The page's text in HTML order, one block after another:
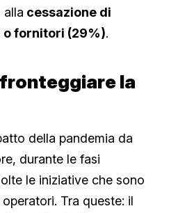
alla cessazione di
fornitori (29%).
la
della pandemia da
durante le fasi
le iniziative che sono
Tra queste: il